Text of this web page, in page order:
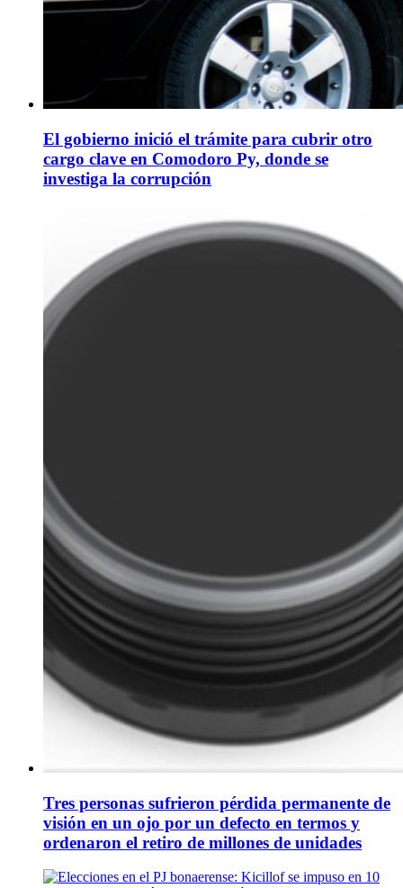
El gobierno inició el trámite para cubrir otro
cargo clave en Comodoro Py, donde se
investiga la corrupción
Tres personas sufrieron pérdida permanente de
visión en un ojo por un defecto en termos y
ordenaron el retiro de millones de unidades